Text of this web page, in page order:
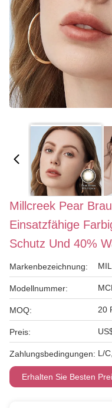
Millcreek Pear
Einsatzfähige
Schutz Und 40%
Markenbezeichnung:
Modellnummer:
MOQ: 20
Preis:
Zahlungsbedingungen: L/
Erhalten Sie Besten